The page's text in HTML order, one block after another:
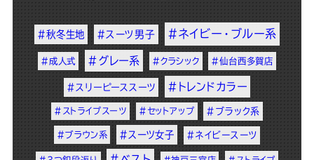
#秋冬生地 #スーツ男子 #ネイビー・ブルー系
#成人式 #グレー系 #クラシック #仙台西多賀店
#スリーピーススーツ #トレンドカラー
#ストライプスーツ #セットアップ #ブラック系
#ブラウン系 #スーツ女子 #ネイビースーツ